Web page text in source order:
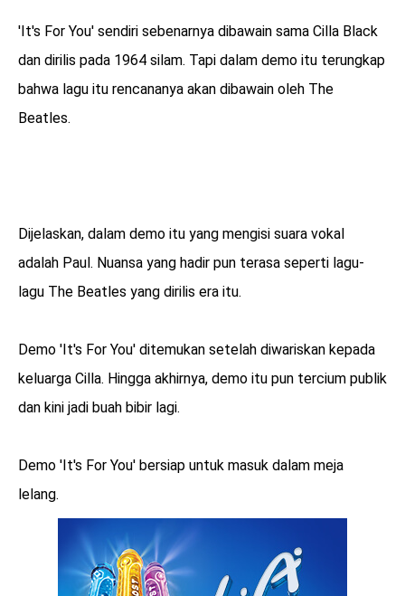
'It's For You' sendiri sebenarnya dibawain sama Cilla Black
dan dirilis pada 1964 silam. Tapi dalam demo itu terungkap
bahwa lagu itu rencananya akan dibawain oleh The
Beatles.
Dijelaskan, dalam demo itu yang mengisi suara vokal
adalah Paul. Nuansa yang hadir pun terasa seperti lagu-
lagu The Beatles yang dirilis era itu.
Demo 'It's For You' ditemukan setelah diwariskan kepada
keluarga Cilla. Hingga akhirnya, demo itu pun tercium publik
dan kini jadi buah bibir lagi.
Demo 'It's For You' bersiap untuk masuk dalam meja
lelang.